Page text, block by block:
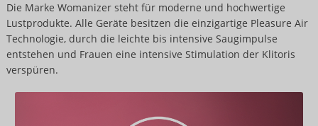
Die Marke Womanizer steht für moderne und hochwertige
Lustprodukte. Alle Geräte besitzen die einzigartige Pleasure Air
Technologie, durch die leichte bis intensive Saugimpulse
entstehen und Frauen eine intensive Stimulation der Klitoris
verspüren.